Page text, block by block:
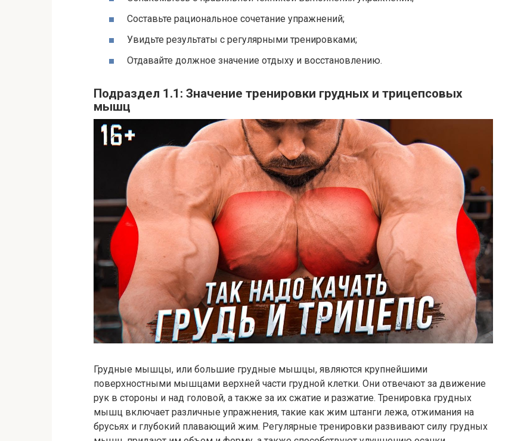
Составьте рациональное сочетание упражнений;
Увидьте результаты с регулярными тренировками;
Отдавайте должное значение отдыху и восстановлению.
Подраздел 1.1: Значение тренировки грудных и трицепсовых
мышц
Грудные мышцы, или большие грудные мышцы, являются крупнейшими
поверхностными мышцами верхней части грудной клетки. Они отвечают за движение
рук в стороны и над головой, а также за их сжатие и разжатие. Тренировка грудных
мышц включает различные упражнения, такие как жим штанги лежа, отжимания на
брусьях и глубокий плавающий жим. Регулярные тренировки развивают силу грудных